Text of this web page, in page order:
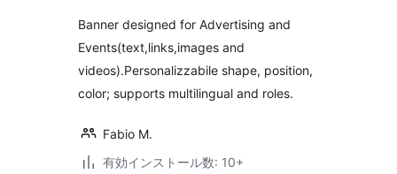
Banner designed for Advertising and
Events(text,links,images and
videos).Personalizzabile shape, position,
color; supports multilingual and roles.
Fabio M.
有効インストール数: 10+